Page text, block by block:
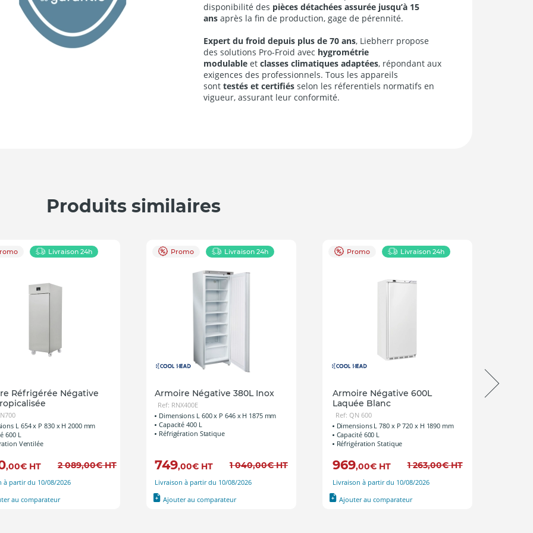
disponibilité des pièces détachées assurée jusqu’à 15
ansaprès la fin de production, gage de pérennité.
Expert du froid depuis plus de 70 ans, Liebherr propose
des solutions Pro-Froid avec hygrométrie
modulable et classes climatiques adaptées, répondant aux
exigences des professionnels. Tous les appareils
sonttestés et certifiés selon les réferentiels normatifs en
vigueur, assurant leur conformité.
Produits similaires
Livraison 24h
Réfrigérée Négative
L 654 x P 830 x H 2000 mm
600 L
Ventilée
,00€ HT 2 089,00€ HT
à partir du 10/08/2026
au comparateur
Promo Livraison 24h
Armoire Négative 380L Inox
Ref: RNX400E
Dimensions L 600 x P 646 x H 1875 mm
Capacité 400 L
Réfrigération Statique
749,00€ HT 1 040,00€ HT
Livraison à partir du 10/08/2026
Ajouter au comparateur
Promo Livraison 24h
Armoire Négative 600L
Laquée Blanc
Ref: QN 600
Dimensions L 780 x P 720 x H 1890 mm
Capacité 600 L
Réfrigération Statique
969,00€ HT 1 263,00€ HT
Livraison à partir du 10/08/2026
Ajouter au comparateur